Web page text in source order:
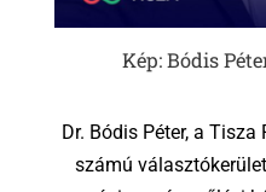
Kép: Bódis
Dr. Bódis Péter, a Tisza
számú